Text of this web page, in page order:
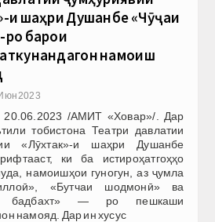
и шаҳри Душанбе «Чӯҷаи
ро барои
намоиш
2023
/АМИТ «Ховар»/. Дар
тобистона Театри давлатии
«Лӯхтак»-и шаҳри Душанбе
ки ба истироҳатгоҳҳо
намоишҳои гуногун, аз ҷумла
«Бутчаи шодмонӣ» ва
бадбахт» — ро пешкаши
намояд. Дар ин хусус